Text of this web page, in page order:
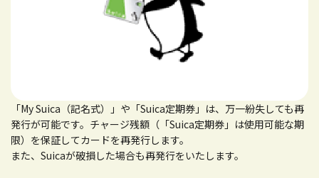
「My Suica（記名式）」や「Suica定期券」は、万一紛失しても再
発行が可能です。チャージ残額（「Suica定期券」は使用可能な期
限）を保証してカードを再発行します。
また、Suicaが破損した場合も再発行をいたします。